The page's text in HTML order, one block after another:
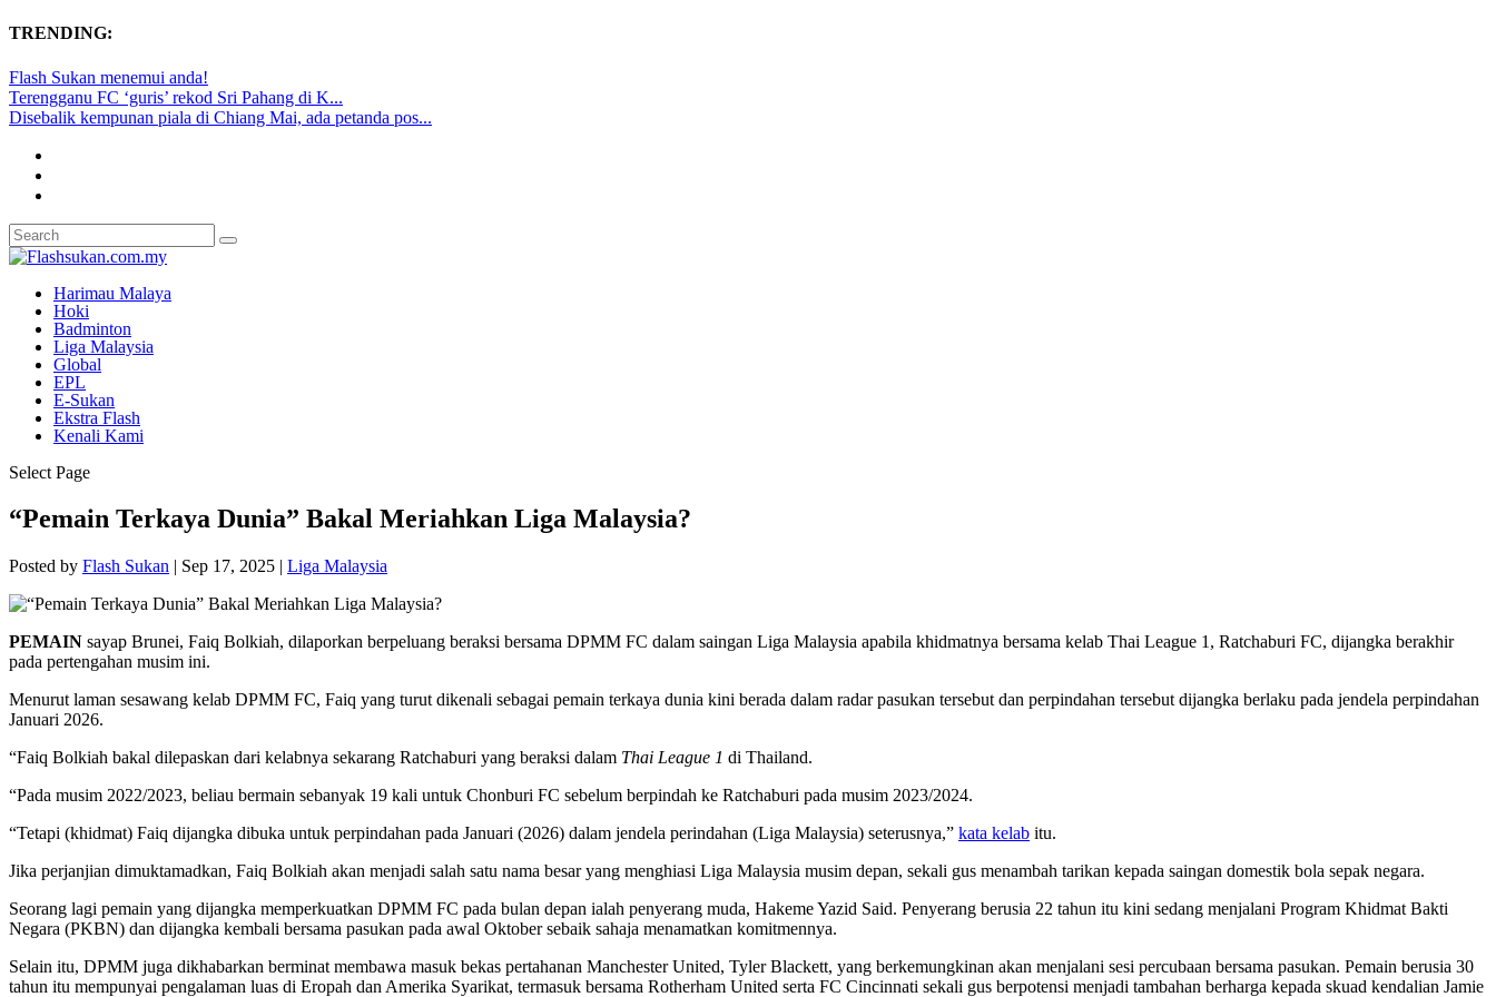
TRENDING:
Flash Sukan menemui anda!
Terengganu FC ‘guris’ rekod Sri Pahang di K...
Disebalik kempunan piala di Chiang Mai, ada petanda pos...
Harimau Malaya
Hoki
Badminton
Liga Malaysia
Global
EPL
E-Sukan
Ekstra Flash
Kenali Kami
Select Page
“Pemain Terkaya Dunia” Bakal Meriahkan Liga Malaysia?
Posted by Flash Sukan | Sep 17, 2025 | Liga Malaysia
PEMAIN sayap Brunei, Faiq Bolkiah, dilaporkan berpeluang beraksi bersama DPMM FC dalam saingan Liga Malaysia apabila khidmatnya bersama kelab Thai League 1, Ratchaburi FC, dijangka berakhir
pada pertengahan musim ini.
Menurut laman sesawang kelab DPMM FC, Faiq yang turut dikenali sebagai pemain terkaya dunia kini berada dalam radar pasukan tersebut dan perpindahan tersebut dijangka berlaku pada jendela perpindahan
Januari 2026.
“Faiq Bolkiah bakal dilepaskan dari kelabnya sekarang Ratchaburi yang beraksi dalam Thai League 1 di Thailand.
“Pada musim 2022/2023, beliau bermain sebanyak 19 kali untuk Chonburi FC sebelum berpindah ke Ratchaburi pada musim 2023/2024.
“Tetapi (khidmat) Faiq dijangka dibuka untuk perpindahan pada Januari (2026) dalam jendela perindahan (Liga Malaysia) seterusnya,” kata kelab itu.
Jika perjanjian dimuktamadkan, Faiq Bolkiah akan menjadi salah satu nama besar yang menghiasi Liga Malaysia musim depan, sekali gus menambah tarikan kepada saingan domestik bola sepak negara.
Seorang lagi pemain yang dijangka memperkuatkan DPMM FC pada bulan depan ialah penyerang muda, Hakeme Yazid Said. Penyerang berusia 22 tahun itu kini sedang menjalani Program Khidmat Bakti
Negara (PKBN) dan dijangka kembali bersama pasukan pada awal Oktober sebaik sahaja menamatkan komitmennya.
Selain itu, DPMM juga dikhabarkan berminat membawa masuk bekas pertahanan Manchester United, Tyler Blackett, yang berkemungkinan akan menjalani sesi percubaan bersama pasukan. Pemain berusia 30
tahun itu mempunyai pengalaman luas di Eropah dan Amerika Syarikat, termasuk bersama Rotherham United serta FC Cincinnati sekali gus berpotensi menjadi tambahan berharga kepada skuad kendalian Jamie